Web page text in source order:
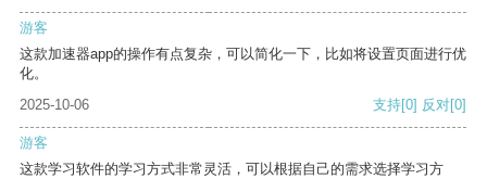
游客
这款加速器app的操作有点复杂，可以简化一下，比如将设置页面进行优
化。
2025-10-06
支持[0] 反对[0]
游客
这款学习软件的学习方式非常灵活，可以根据自己的需求选择学习方